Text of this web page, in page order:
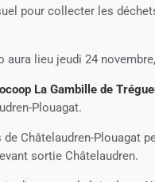
pour collecter les
aura lieu jeudi 24
La Gambille de
Plouagat.
de Châtelaudren-Plouagat
sortie Châtelaudren.